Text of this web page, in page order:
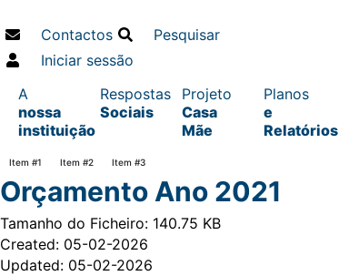
Contactos
Pesquisar
Iniciar sessão
A
nossa
instituição
Respostas
Sociais
Projeto
Casa
Mãe
Planos
e
Relatórios
Item #1 Item #2 Item #3
Orçamento Ano 2021
Tamanho do Ficheiro: 140.75 KB
Created: 05-02-2026
Updated: 05-02-2026